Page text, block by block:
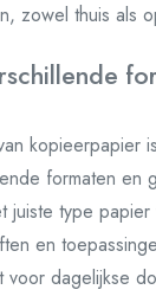
zowel thuis als
kopieerpapier
formaten en
juiste type
en
voor dagelijkse